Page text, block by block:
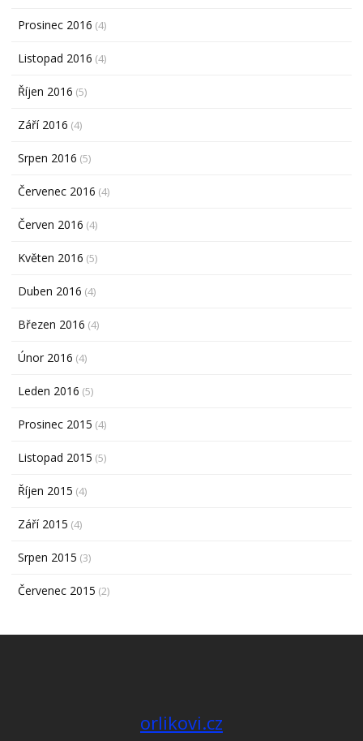
Prosinec 2016 (4)
Listopad 2016 (4)
Říjen 2016 (5)
Září 2016 (4)
Srpen 2016 (5)
Červenec 2016 (4)
Červen 2016 (4)
Květen 2016 (5)
Duben 2016 (4)
Březen 2016 (4)
Únor 2016 (4)
Leden 2016 (5)
Prosinec 2015 (4)
Listopad 2015 (5)
Říjen 2015 (4)
Září 2015 (4)
Srpen 2015 (3)
Červenec 2015 (2)
orlikovi.cz